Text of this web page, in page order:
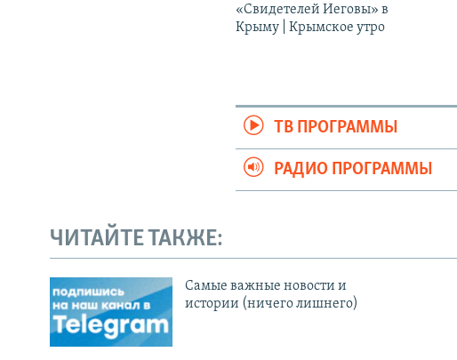
«Свидетелей Иеговы» в
Крыму | Крымское утро
ТВ ПРОГРАММЫ
РАДИО ПРОГРАММЫ
ЧИТАЙТЕ ТАКЖЕ:
Cамые важные новости и
истории (ничего лишнего)